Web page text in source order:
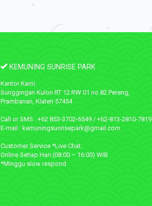
KEMUNING SUNRISE PARK
Kantor Kami:
Sunggingan Kulon RT 12 RW 01 no 82 Pereng,
Prambanan, Klaten 57454
Call or SMS : +62 853-3702-6549 / +62-813-2810-7819
E-mail : kemuningsunrisepark@gmail.com
Customer Service *Live Chat:
Online Setiap Hari (08:00 – 16:00) WIB
*Minggu slow respond